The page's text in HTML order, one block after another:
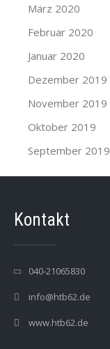
März 2020
Februar 2020
Januar 2020
Dezember 2019
November 2019
Oktober 2019
September 2019
Kontakt
040-21065830
info@htb62.de
www.htb62.de